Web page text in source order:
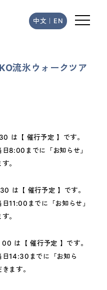
中文 EN
流氷ウォークツア
は【 催行予定 】です。
8:00までに「お知らせ」
。
は【 催行予定 】です。
11:00までに「お知らせ」
。
は【 催行予定 】です。
日14:30までに「お知ら
ます。